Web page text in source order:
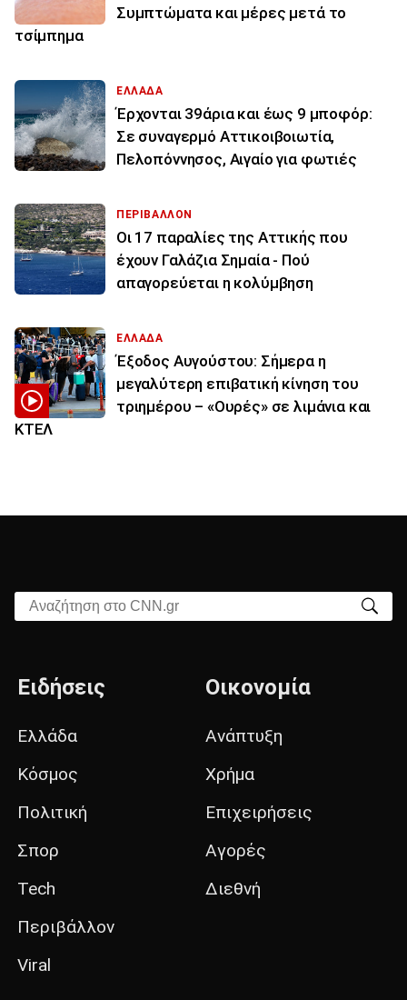
Συμπτώματα και μέρες μετά το
τσίμπημα
ΕΛΛΑΔΑ
Έρχονται 39άρια και έως 9 μποφόρ:
Σε συναγερμό Αττικοιβοιωτία,
Πελοπόννησος, Αιγαίο για φωτιές
ΠΕΡΙΒΑΛΛΟΝ
Οι 17 παραλίες της Αττικής που
έχουν Γαλάζια Σημαία - Πού
απαγορεύεται η κολύμβηση
ΕΛΛΑΔΑ
Έξοδος Αυγούστου: Σήμερα η
μεγαλύτερη επιβατική κίνηση του
τριημέρου – «Ουρές» σε λιμάνια και
ΚΤΕΛ
Αναζήτηση στο CNN.gr
Ειδήσεις
Ελλάδα
Κόσμος
Πολιτική
Σπορ
Tech
Περιβάλλον
Viral
Οικονομία
Ανάπτυξη
Χρήμα
Επιχειρήσεις
Αγορές
Διεθνή